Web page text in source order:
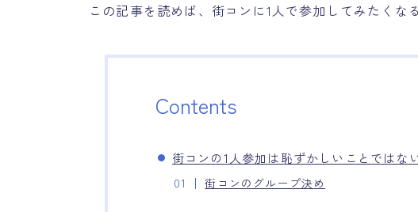
この記事を読めば、街コンに1人で参加してみたくな
Contents
街コンの1人参加は恥ずかしいことではな
街コンのグループ決め